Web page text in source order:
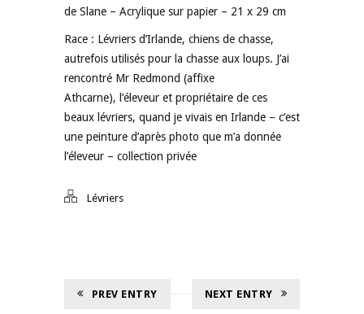
de Slane – Acrylique sur papier – 21 x 29 cm
Race : Lévriers d’Irlande, chiens de chasse,
autrefois utilisés pour la chasse aux loups. J’ai
rencontré Mr Redmond (affixe
Athcarne), l’éleveur et propriétaire de ces
beaux lévriers, quand je vivais en Irlande – c’est
une peinture d’après photo que m’a donnée
l’éleveur – collection privée
Lévriers
PREV ENTRY NEXT ENTRY